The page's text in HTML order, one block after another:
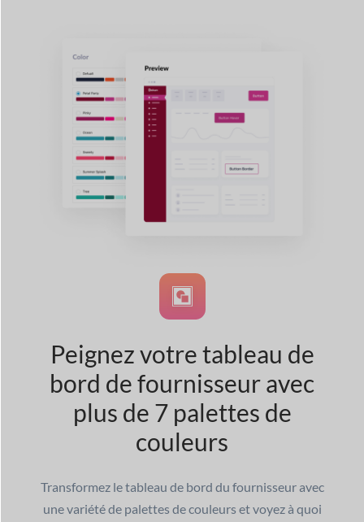
Peignez votre tableau de
bord de fournisseur avec
plus de 7 palettes de
couleurs
Transformez le tableau de bord du fournisseur avec
une variété de palettes de couleurs et voyez à quoi